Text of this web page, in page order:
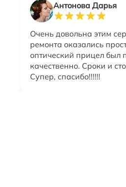
Антонова Дарья
Очень довольна этим
ремонта оказались
оптический прицел был
качественно. Сроки и
Супер, спасибо!!!!!!